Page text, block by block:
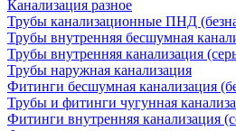
Канализация разное
Трубы канализационные ПНД
Трубы внутренняя бесшумная
Трубы внутренняя канализация
Трубы наружная канализация
Фитинги бесшумная канализация
Трубы и фитинги чугунная
Фитинги внутренняя канализация